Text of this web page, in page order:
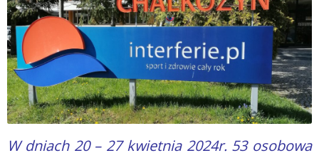
W dniach 20 – 27 kwietnia 2024r. 53 osobowa